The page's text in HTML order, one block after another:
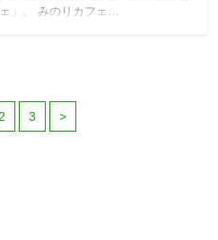
」。 みのりカフェ…
2 3 >